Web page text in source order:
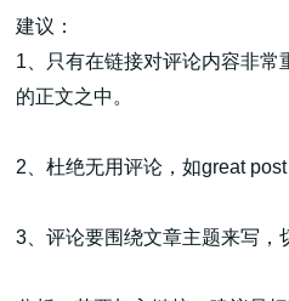
建议：
1、只有在链接对评论内容非常
的正文之中。
2、杜绝无用评论，如great post
3、评论要围绕文章主题来写，